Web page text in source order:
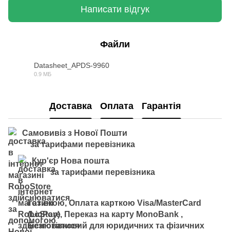
Написати відгук
Файли
Datasheet_APDS-9960
0.9 МБ
Доставка Оплата Гарантія
Самовивіз з Нової Пошти
за тарифами перевізника
Кур'єр Нова пошта
за тарифами перевізника
Готівкою, Оплата карткою Visa/MasterCard
(LiqPay), Переказ на карту MonoBank ,
Безготівковий для юридичних та фізичних